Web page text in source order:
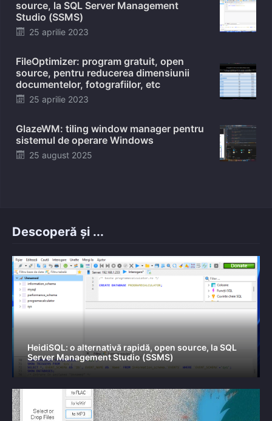
source, la SQL Server Management
Studio (SSMS)
Posted
25 aprilie 2023
FileOptimizer: program gratuit, open
source, pentru reducerea dimensiunii
documentelor, fotografiilor, etc
Posted
25 aprilie 2023
GlazeWM: tiling window manager pentru
sistemul de operare Windows
Posted
25 august 2025
Descoperă și ...
HeidiSQL: o alternativă rapidă, open source, la SQL
Server Management Studio (SSMS)